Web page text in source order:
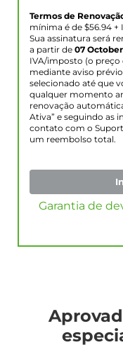
Termos de
mínima é de $56.94 +
Sua assinatura será
a partir de 07
IVA/imposto (o preço
mediante aviso
selecionado até que
qualquer momento
renovação
Ativa” e seguindo as
contato com o
um reembolso total.
Garantia de